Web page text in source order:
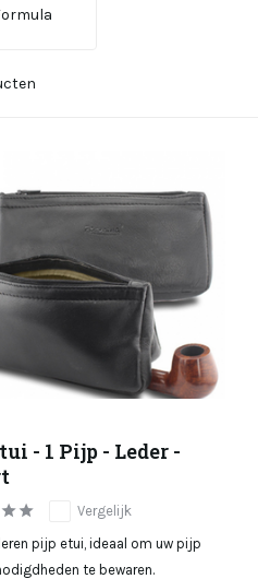
- 1 Pijp - Leder -
Vergelijk
pijp etui, ideaal om uw pijp
te bewaren.